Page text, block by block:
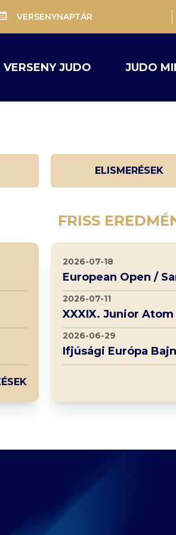
VERSENYNAPTÁR
VERSENY JUDO JUDO
ELISMERÉSEK
FRISS
2026-07-18
European Open /
2026-07-11
XXXIX. Junior
2026-06-29
Ifjúsági Európa